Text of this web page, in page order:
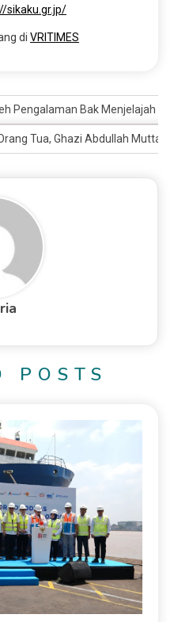
sikaku.gr.jp/
di VRITIMES
Pengalaman Bak Menjelajah
Tua, Ghazi Abdullah
POSTS